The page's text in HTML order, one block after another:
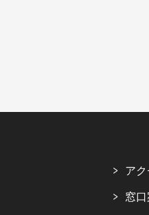
ア
窓